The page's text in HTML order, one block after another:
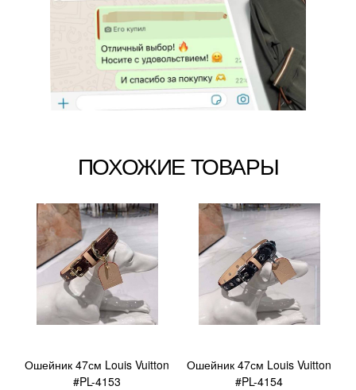
ПОХОЖИЕ ТОВАРЫ
Ошейник 47см Louis Vuitton
#PL-4153
Ошейник 47см Louis Vuitton
#PL-4154